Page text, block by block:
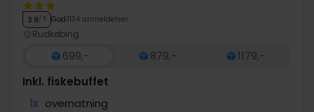
3.9/ 5 God 1134 anmeldelser
Rudkøbing
699,- 879,-
1179,-
Inkl. fiskebuffet
1x overnatning